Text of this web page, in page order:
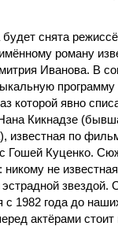
будет снята
роману
Иванова. В
программу
которой явно
Кикнадзе
известная по
Гошей Куценко.
не
звездой.
с 1982 года до
актёрами стоит